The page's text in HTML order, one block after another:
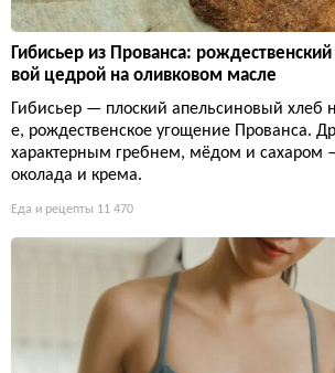
Гибисьер из Прованса:
вой цедрой на оливковом масле
Гибисьер — плоский апельсиновый хлеб
е, рождественское угощение Прованса.
характерным гребнем, мёдом и сахаром
околада и крема.
Еда и рецепты 11 470